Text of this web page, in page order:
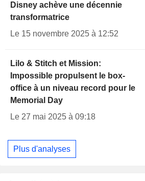
Disney achève une décennie
transformatrice
Le 15 novembre 2025 à 12:52
Lilo & Stitch et Mission:
Impossible propulsent le box-
office à un niveau record pour le
Memorial Day
Le 27 mai 2025 à 09:18
Plus d'analyses